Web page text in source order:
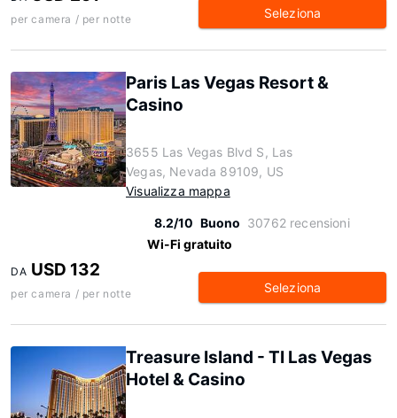
per camera / per notte Seleziona
Paris Las Vegas Resort &
Casino
3655 Las Vegas Blvd S, Las
Vegas, Nevada 89109, US
Visualizza mappa
8.2/10 Buono 30762 recensioni
Wi-Fi gratuito
DA USD 132
per camera / per notte Seleziona
Treasure Island - TI Las Vegas
Hotel & Casino